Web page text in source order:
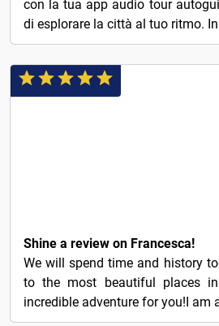
con la tua app audio tour
di esplorare la città al tuo ritmo.
Shine a review on Francesca!
We will spend time and history
to the most beautiful places
incredible adventure for you!I am